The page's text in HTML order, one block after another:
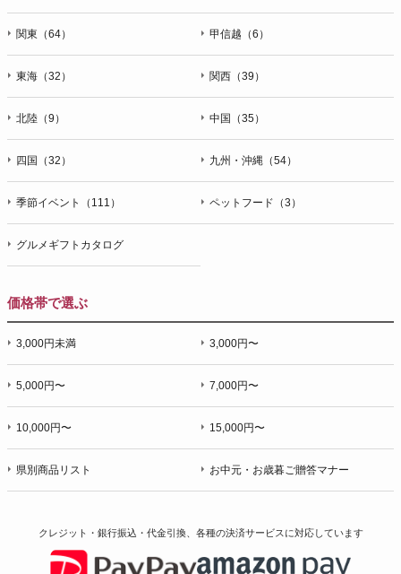
関東（64） 甲信越（6）
東海（32） 関西（39）
北陸（9） 中国（35）
四国（32） 九州・沖縄（54）
季節イベント（111） ペットフード（3）
グルメギフトカタログ
価格帯で選ぶ
3,000円未満 3,000円〜
5,000円〜 7,000円〜
10,000円〜 15,000円〜
県別商品リスト お中元・お歳暮ご贈答マナー
クレジット・銀行振込・代金引換、各種の決済サービスに対応しています